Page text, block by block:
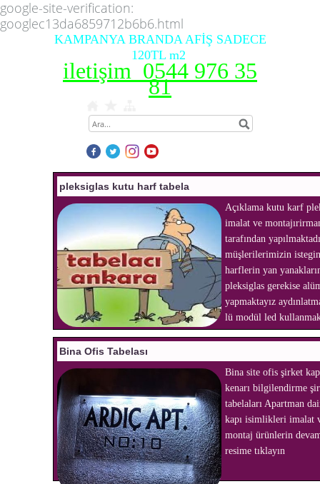
google-site-verification:
googlec13da6859712b6b6.html
KAMPANYA BRANDA AFİŞ SADECE
120TL m2
iletişim 0544 976 35
81
pleksiglas kutu harf tabela
Açıklama kutu karf
imalat ve
tarafından
müşlerilerimizin
harflerin yan
pleksiglas gerekise
yapmaktayız
lü modül led
Bina Ofis Tabelası
Bina site ofis şirket
kenarı bilgilendirme
tabelaları Apartman
kapı isimlikleri imalat
montaj ürünlerin
resime tıklayın